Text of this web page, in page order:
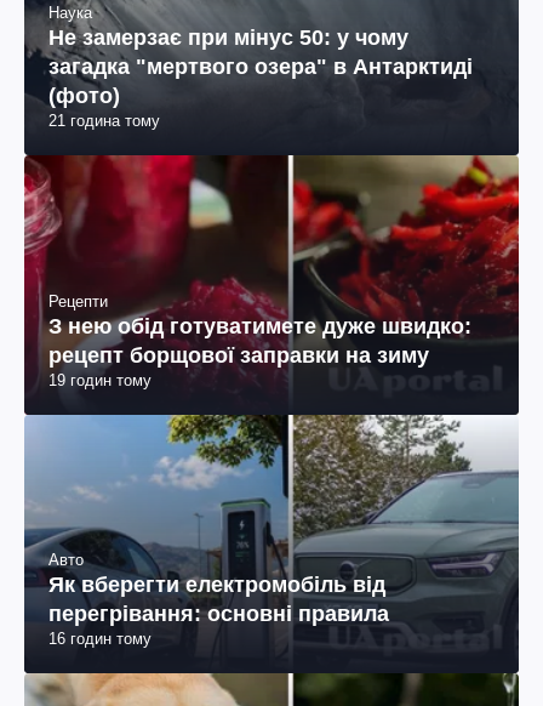
Наука
Не замерзає при мінус 50: у чому
загадка "мертвого озера" в Антарктиді
(фото)
21 година тому
Рецепти
З нею обід готуватимете дуже швидко:
рецепт борщової заправки на зиму
19 годин тому
Авто
Як вберегти електромобіль від
перегрівання: основні правила
16 годин тому